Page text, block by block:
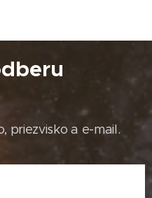
priezvisko a e-mail.